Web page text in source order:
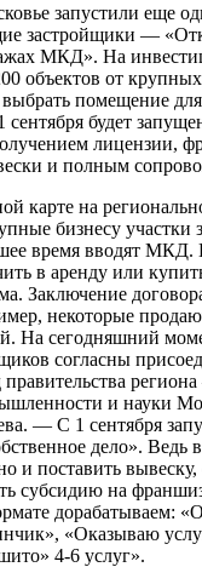
запустили еще
застройщики —
МКД». На
объектов от
помещение
будет
лицензии,
и полным
карте на
бизнесу участки
время вводят МКД.
в аренду или
Заключение
некоторые
На сегодняшний
согласны
и науки
— С 1 сентября
дело». Ведь
и поставить
субсидию на
дорабатываем:
«Оказываю
4-6 услуг».